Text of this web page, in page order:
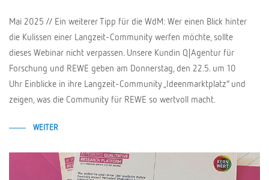
Mai 2025 // Ein weiterer Tipp für die WdM: Wer einen Blick hinter
die Kulissen einer Langzeit-Community werfen möchte, sollte
dieses Webinar nicht verpassen. Unsere Kundin Q|Agentur für
Forschung und REWE geben am Donnerstag, den 22.5. um 10
Uhr Einblicke in ihre Langzeit-Community „Ideenmarktplatz“ und
zeigen, was die Community für REWE so wertvoll macht.
WEITER